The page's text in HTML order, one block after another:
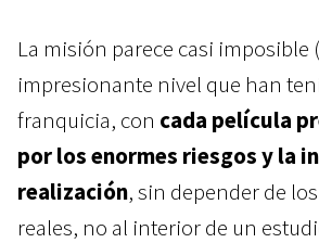
La misión parece casi imposible (
impresionante nivel que han
franquicia, con cada película
por los enormes riesgos y la
realización, sin depender de
reales, no al interior de un